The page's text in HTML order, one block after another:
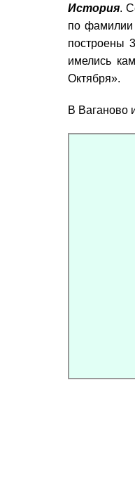
История.
по фамилии
построены
имелись
Октября».
В Ваганово